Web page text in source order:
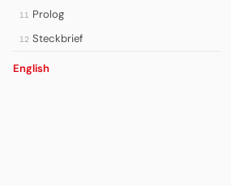
11 Prolog
12 Steckbrief
English